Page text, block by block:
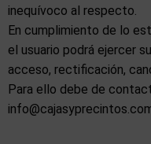
inequívoco al respecto.
En cumplimiento de lo
el usuario podrá ejercer
acceso, rectificación,
Para ello debe de